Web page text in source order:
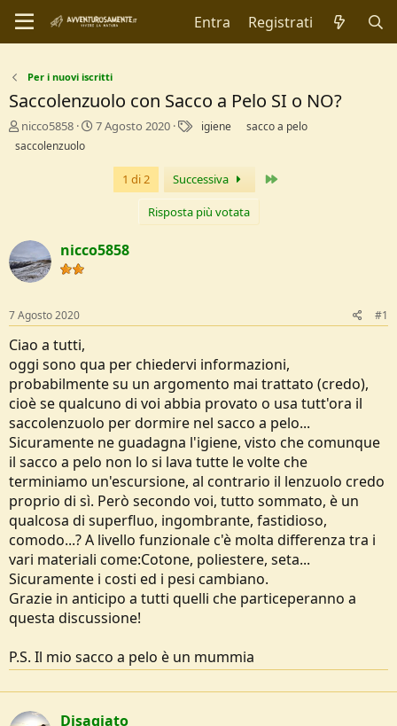
Entra Registrati
Per i nuovi iscritti
Saccolenzuolo con Sacco a Pelo SI o NO?
C
r
e
i
s
u
s
i
o
e
nicco5858
D
i
7 Agosto 2020 igiene
sacco a pelo
saccolenzuolo
1 di 2 Successiva
Risposta più votata
nicco5858
7 Agosto 2020 #1
Ciao a tutti,
oggi sono qua per chiedervi informazioni,
probabilmente su un argomento mai trattato (credo),
cioè se qualcuno di voi abbia provato o usa tutt'ora il
saccolenzuolo per dormire nel sacco a pelo...
Sicuramente ne guadagna l'igiene, visto che comunque
il sacco a pelo non lo si lava tutte le volte che
terminiamo un'escursione, al contrario il lenzuolo credo
proprio di sì. Però secondo voi, tutto sommato, è un
qualcosa di superfluo, ingombrante, fastidioso,
comodo...? A livello funzionale c'è molta differenza tra i
vari materiali come:Cotone, poliestere, seta...
Sicuramente i costi ed i pesi cambiano.
Grazie in anticipo a tutti quelli che particeperanno a
questa discussione!
P.S. Il mio sacco a pelo è un mummia
Disagiato